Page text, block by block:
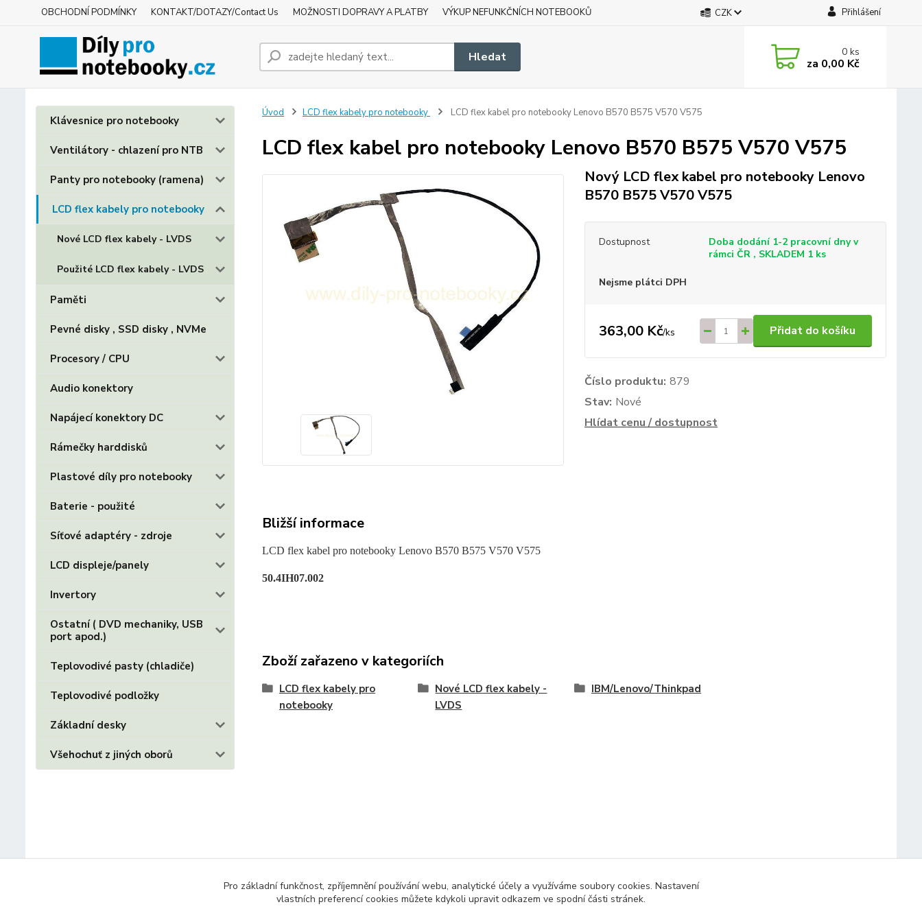
OBCHODNÍ PODMÍNKY KONTAKT/DOTAZY/Contact Us MOŽNOSTI DOPRAVY A PLATBY VÝKUP NEFUNKČNÍCH NOTEBOOKŮ CZK Přihlášení
Hledat 0ks
za 0,00 Kč
Klávesnice pro notebooky
Ventilátory - chlazení pro NTB
Panty pro notebooky (ramena)
LCD flex kabely pro notebooky
Nové LCD flex kabely - LVDS
Použité LCD flex kabely - LVDS
Paměti
Pevné disky , SSD disky , NVMe
Procesory / CPU
Audio konektory
Napájecí konektory DC
Rámečky harddisků
Plastové díly pro notebooky
Baterie - použité
Síťové adaptéry - zdroje
LCD displeje/panely
Invertory
Ostatní ( DVD mechaniky, USB
port apod.)
Teplovodivé pasty (chladiče)
Teplovodivé podložky
Základní desky
Všehochuť z jiných oborů
Úvod LCD flex kabely pro notebooky LCD flex kabel pro notebooky Lenovo B570 B575 V570 V575
LCD flex kabel pro notebooky Lenovo B570 B575 V570 V575
Nový LCD flex kabel pro notebooky Lenovo
B570 B575 V570 V575
Dostupnost
Doba dodání 1-2 pracovní dny v
rámci ČR , SKLADEM 1 ks
Nejsme plátci DPH
363,00 Kč/ks Přidat do košíku
Číslo produktu: 879
Stav: Nové
Hlídat cenu / dostupnost
Bližší informace
LCD flex kabel pro notebooky Lenovo B570 B575 V570 V575
50.4IH07.002
Zboží zařazeno v kategoriích
LCD flex kabely pro
notebooky
Nové LCD flex kabely -
LVDS
IBM/Lenovo/Thinkpad
Pro základní funkčnost, zpříjemnění používání webu, analytické účely a využíváme soubory cookies. Nastavení
vlastních preferencí cookies můžete kdykoli upravit odkazem ve spodní části stránek.